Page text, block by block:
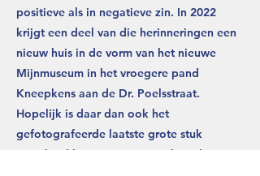
positieve als in negatieve zin. In 2022
krijgt een deel van die herinneringen een
nieuw huis in de vorm van het nieuwe
Mijnmuseum in het vroegere pand
Kneepkens aan de Dr. Poelsstraat.
Hopelijk is daar dan ook het
gefotografeerde laatste grote stuk
steenkool bij . Het zou een plaats krijgen